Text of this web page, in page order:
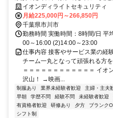
ゼロからの正社員デビュー”を応援
イオンディライトセキュリティ
月給225,000円～266,850円
千葉県市川市
勤務時間 実働時間：8時間/日 平
00～16:00 (2)14:00～23:00
仕事内容 接客やサービス業の経
チーム一丸となって頑張れる方
＝＝＝＝＝＝＝＝＝＝＝＝ イオ
沢山！ →映画...
制服あり 業界未経験者歓迎 主婦・主夫
早朝
学歴不問 経験不問 未経験者歓迎
有資格者歓迎
研修あり 夕方 ブランク
シフト制